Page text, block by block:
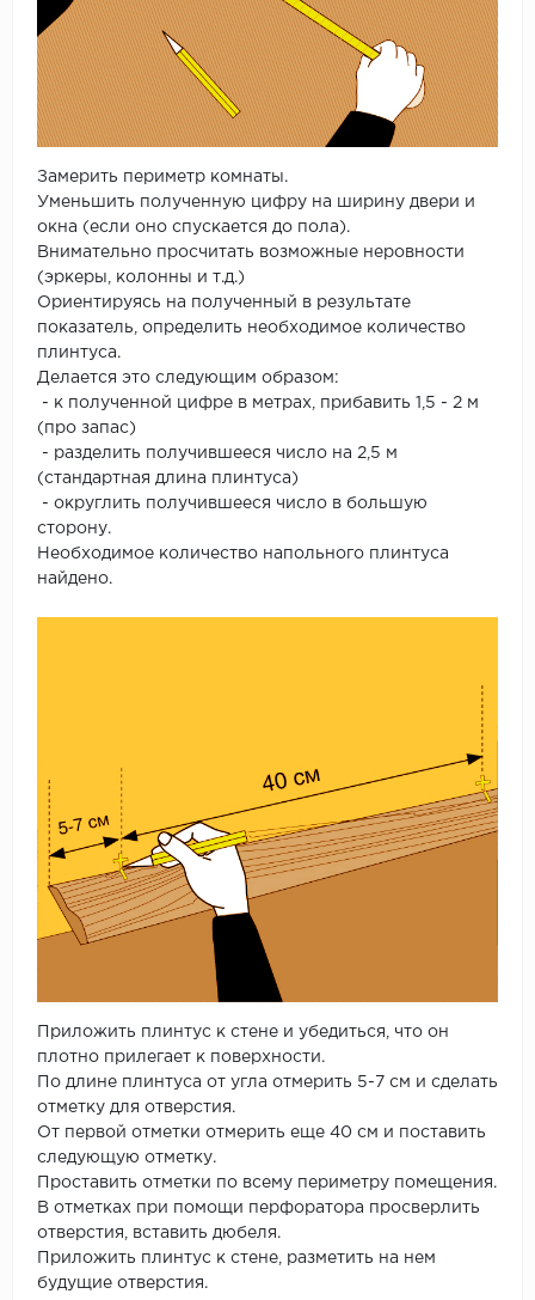
Замерить периметр комнаты.
Уменьшить полученную цифру на ширину двери и
окна (если оно спускается до пола).
Внимательно просчитать возможные неровности
(эркеры, колонны и т.д.)
Ориентируясь на полученный в результате
показатель, определить необходимое количество
плинтуса.
Делается это следующим образом:
- к полученной цифре в метрах, прибавить 1,5 - 2 м
(про запас)
- разделить получившееся число на 2,5 м
(стандартная длина плинтуса)
- округлить получившееся число в большую
сторону.
Необходимое количество напольного плинтуса
найдено.
Приложить плинтус к стене и убедиться, что он
плотно прилегает к поверхности.
По длине плинтуса от угла отмерить 5-7 см и сделать
отметку для отверстия.
От первой отметки отмерить еще 40 см и поставить
следующую отметку.
Проставить отметки по всему периметру помещения.
В отметках при помощи перфоратора просверлить
отверстия, вставить дюбеля.
Приложить плинтус к стене, разметить на нем
будущие отверстия.